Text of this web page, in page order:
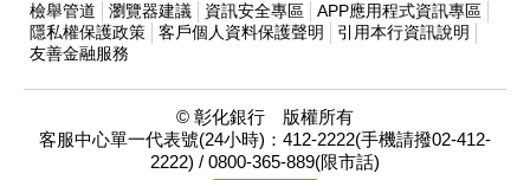
檢舉管道
瀏覽器建議 資訊安全專區
APP應用程式資訊專區
隱私權保護政策
客戶個人資料保護聲明
引用本行資訊說明
友善金融服務
© 彰化銀行 版權所有
客服中心單一代表號(24小時)：412-2222(手機請撥02-412-
2222) / 0800-365-889(限市話)